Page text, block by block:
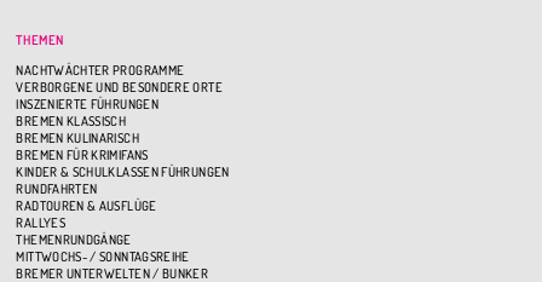
THEMEN
NACHTWÄCHTER PROGRAMME
VERBORGENE UND BESONDERE ORTE
INSZENIERTE FÜHRUNGEN
BREMEN KLASSISCH
BREMEN KULINARISCH
BREMEN FÜR KRIMIFANS
KINDER & SCHULKLASSEN FÜHRUNGEN
RUNDFAHRTEN
RADTOUREN & AUSFLÜGE
RALLYES
THEMENRUNDGÄNGE
MITTWOCHS- / SONNTAGSREIHE
BREMER UNTERWELTEN / BUNKER